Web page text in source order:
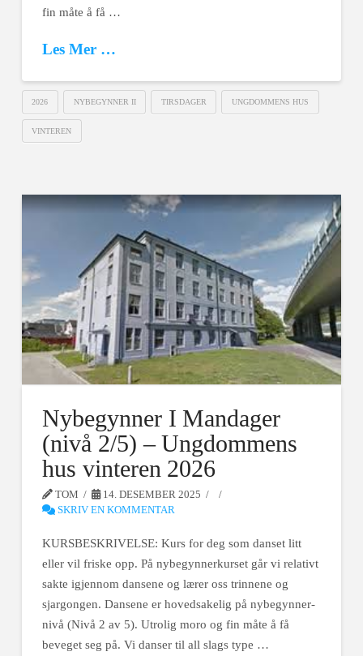
fin måte å få …
Les Mer …
2026 NYBEGYNNER II TIRSDAGER UNGDOMMENS HUS
VINTEREN
Nybegynner I Mandager
(nivå 2/5) – Ungdommens
hus vinteren 2026
TOM
14. DESEMBER 2025
SKRIV EN KOMMENTAR
KURSBESKRIVELSE: Kurs for deg som danset litt
eller vil friske opp. På nybegynnerkurset går vi relativt
sakte igjennom dansene og lærer oss trinnene og
sjargongen. Dansene er hovedsakelig på nybegynner-
nivå (Nivå 2 av 5). Utrolig moro og fin måte å få
beveget seg på. Vi danser til all slags type …